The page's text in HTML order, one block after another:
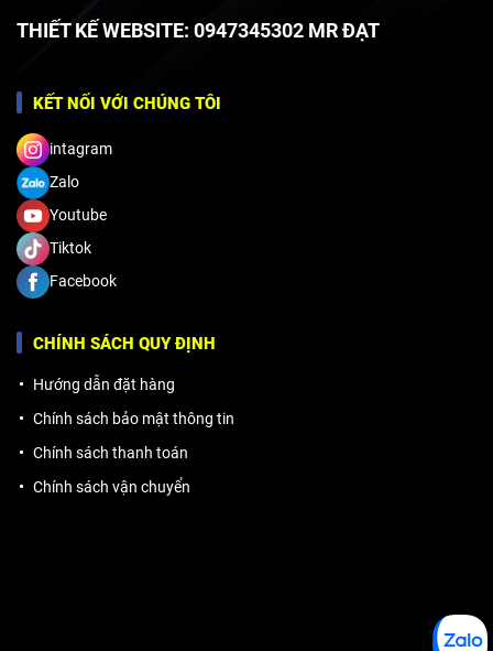
THIẾT KẾ WEBSITE: 0947345302 MR ĐẠT
KẾT NỐI VỚI CHÚNG TÔI
intagram
Zalo
Youtube
Tiktok
Facebook
CHÍNH SÁCH QUY ĐỊNH
Hướng dẫn đặt hàng
Chính sách bảo mật thông tin
Chính sách thanh toán
Chính sách vận chuyển